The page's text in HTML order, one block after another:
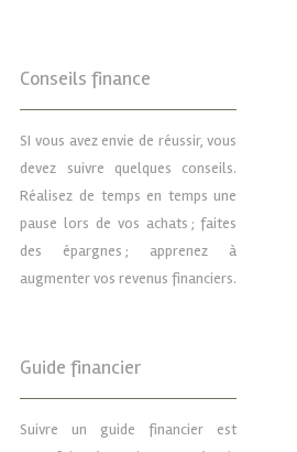
Conseils finance
SI vous avez envie de réussir, vous
devez suivre quelques conseils.
Réalisez de temps en temps une
pause lors de vos achats ; faites
des épargnes ; apprenez à
augmenter vos revenus financiers.
Guide financier
Suivre un guide financier est